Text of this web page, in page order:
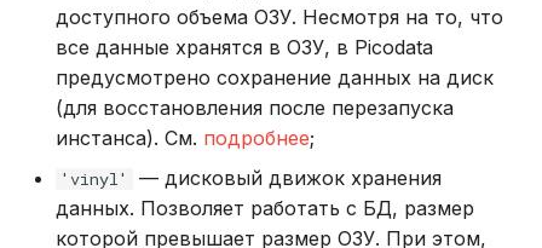
доступного объема ОЗУ. Несмотря на то, что
все данные хранятся в ОЗУ, в Picodata
предусмотрено сохранение данных на диск
(для восстановления после перезапуска
инстанса). См. подробнее;
'vinyl'
— дисковый движок хранения
данных. Позволяет работать с БД, размер
которой превышает размер ОЗУ. При этом,